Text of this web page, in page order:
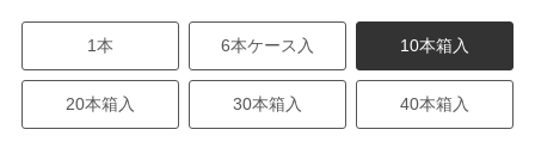
1本 6本ケース入 10本箱入
20本箱入 30本箱入 40本箱入